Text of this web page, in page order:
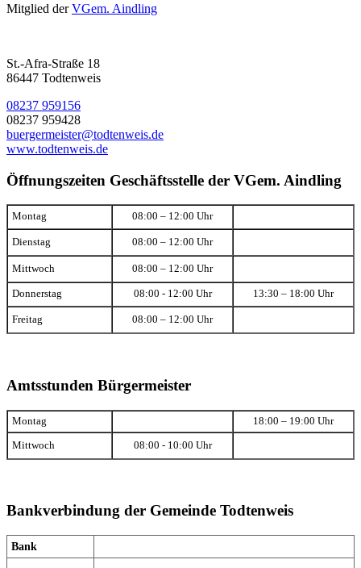
Mitglied derVGem. Aindling
St.-Afra-Straße 18
86447 Todtenweis
08237 959156
08237 959428
buergermeister@todtenweis.de
www.todtenweis.de
Öffnungszeiten Geschäftsstelle der VGem. Aindling
Montag 08:00 – 12:00 Uhr
Dienstag 08:00 – 12:00 Uhr
Mittwoch 08:00 – 12:00 Uhr
Donnerstag 08:00 - 12:00 Uhr 13:30 – 18:00 Uhr
Freitag 08:00 – 12:00 Uhr
Amtsstunden Bürgermeister
Montag 18:00 – 19:00 Uhr
Mittwoch 08:00 - 10:00 Uhr
Bankverbindung der Gemeinde Todtenweis
Bank